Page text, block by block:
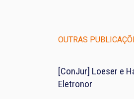
OUTRAS
[ConJur] Loeser e
Eletronor